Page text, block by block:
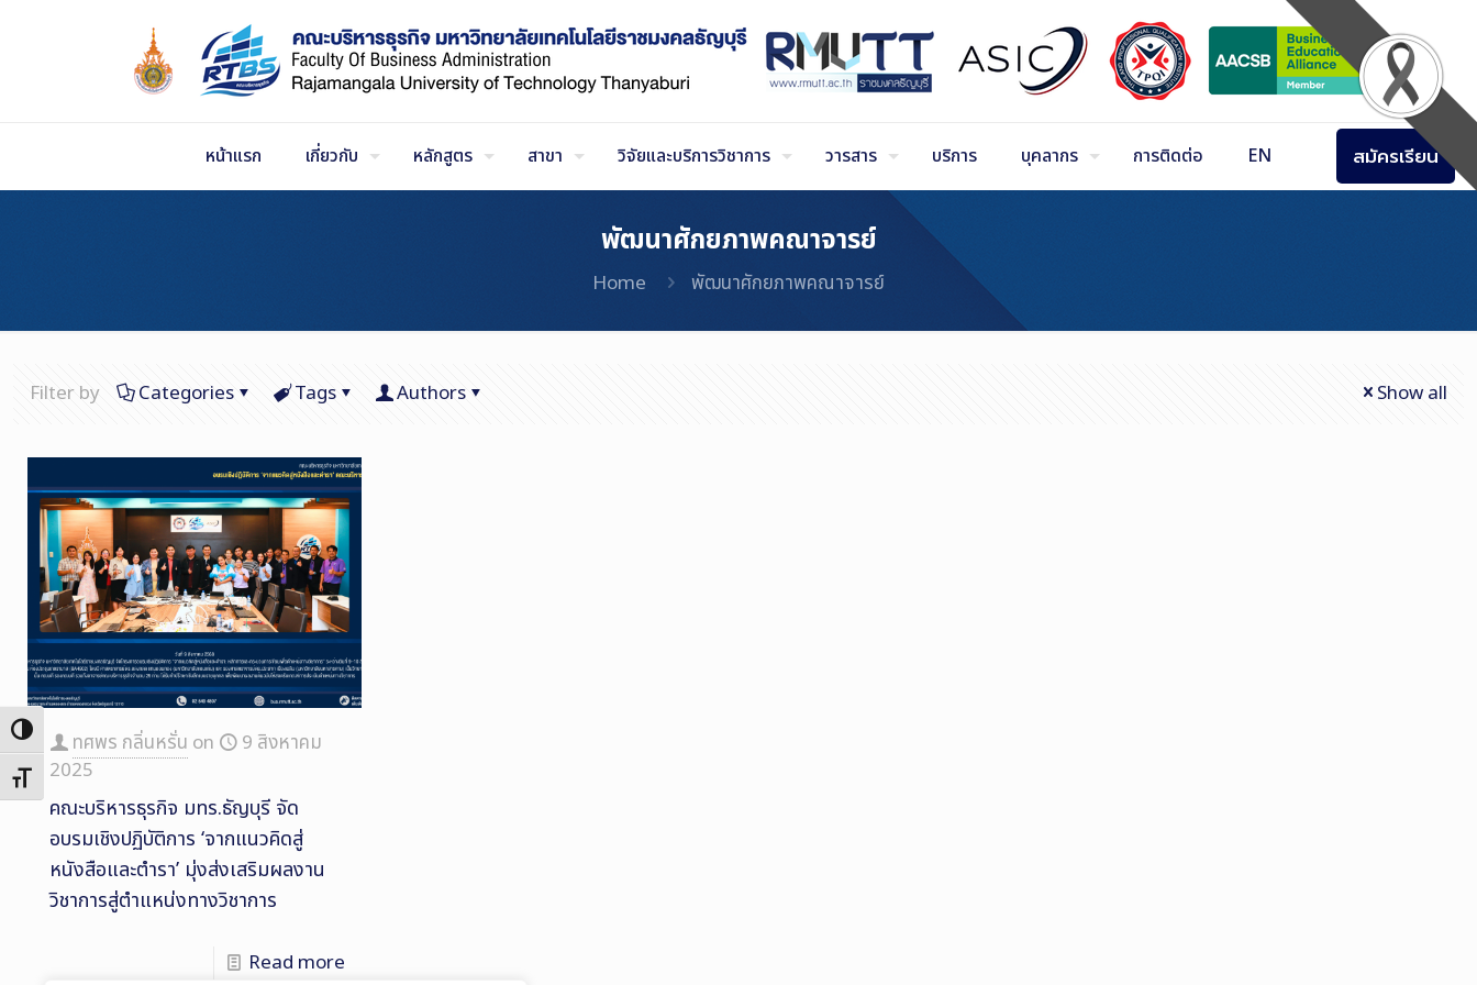
Toggle High Contrast
Toggle Font size
หน้าแรก เกี่ยวกับ หลักสูตร สาขา วิจัยและบริการวิชาการ วารสาร บริการ บุคลากร การติดต่อ EN สมัครเรียน
พัฒนาศักยภาพคณาจารย์
Home พัฒนาศักยภาพคณาจารย์
Filter by Categories Tags Authors Show all
ทศพร กลิ่นหรั่น on
9 สิงหาคม
2025
คณะบริหารธุรกิจ มทร.ธัญบุรี จัด
อบรมเชิงปฏิบัติการ ‘จากแนวคิดสู่
หนังสือและตำรา’ มุ่งส่งเสริมผลงาน
วิชาการสู่ตำแหน่งทางวิชาการ
Read more